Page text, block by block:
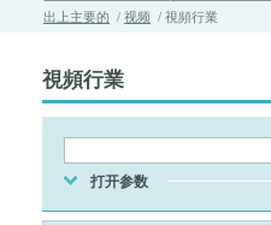
出上主要的 / 视频 / 視頻行業
視頻行業
打开参数